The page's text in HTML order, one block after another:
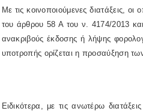
Με τις κοινοποιούμενες διατάξεις,
του άρθρου 58 Α του ν. 4174/2013
ανακριβούς έκδοσης ή λήψης
υποτροπής ορίζεται η προσαύξηση
Ειδικότερα, με τις ανωτέρω